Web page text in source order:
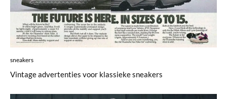
sneakers
Vintage advertenties voor klassieke sneakers